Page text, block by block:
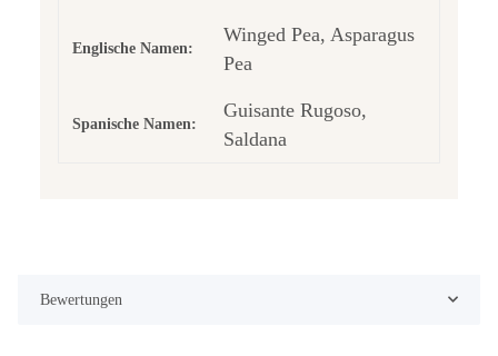
Englische Namen:
Winged Pea, Asparagus
Pea
Spanische Namen:
Guisante Rugoso,
Saldana
Bewertungen